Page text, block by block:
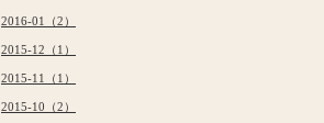
2016-01（2）
2015-12（1）
2015-11（1）
2015-10（2）